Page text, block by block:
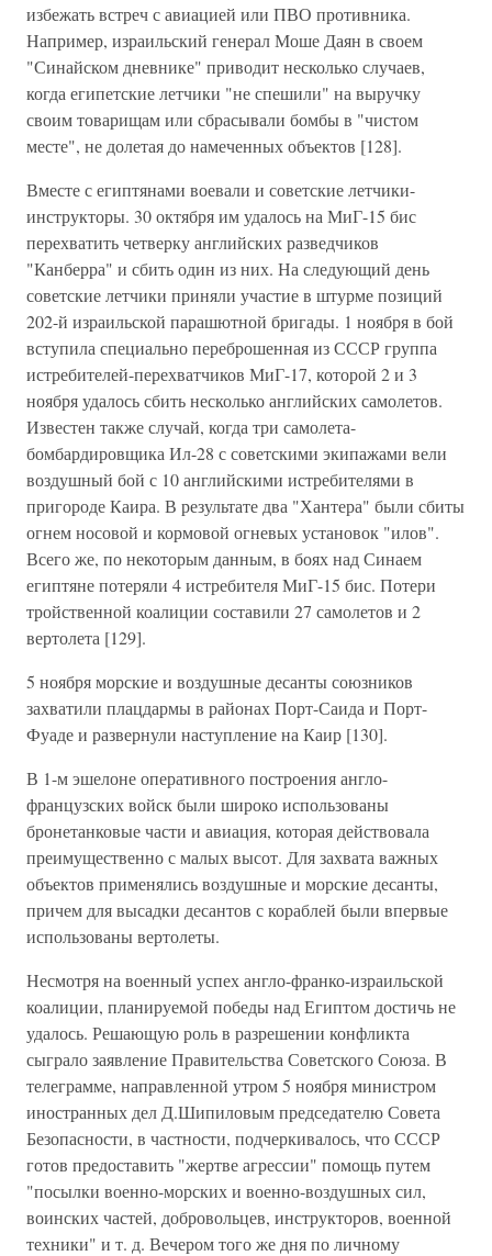
избежать встреч с авиацией или ПВО противника.
Например, израильский генерал Моше Даян в своем
"Синайском дневнике" приводит несколько случаев,
когда египетские летчики "не спешили" на выручку
своим товарищам или сбрасывали бомбы в "чистом
месте", не долетая до намеченных объектов [128].
Вместе с египтянами воевали и советские летчики-
инструкторы. 30 октября им удалось на МиГ-15 бис
перехватить четверку английских разведчиков
"Канберра" и сбить один из них. На следующий день
советские летчики приняли участие в штурме позиций
202-й израильской парашютной бригады. 1 ноября в бой
вступила специально переброшенная из СССР группа
истребителей-перехватчиков МиГ-17, которой 2 и 3
ноября удалось сбить несколько английских самолетов.
Известен также случай, когда три самолета-
бомбардировщика Ил-28 с советскими экипажами вели
воздушный бой с 10 английскими истребителями в
пригороде Каира. В результате два "Хантера" были сбиты
огнем носовой и кормовой огневых установок "илов".
Всего же, по некоторым данным, в боях над Синаем
египтяне потеряли 4 истребителя МиГ-15 бис. Потери
тройственной коалиции составили 27 самолетов и 2
вертолета [129].
5 ноября морские и воздушные десанты союзников
захватили плацдармы в районах Порт-Саида и Порт-
Фуаде и развернули наступление на Каир [130].
В 1-м эшелоне оперативного построения англо-
французских войск были широко использованы
бронетанковые части и авиация, которая действовала
преимущественно с малых высот. Для захвата важных
объектов применялись воздушные и морские десанты,
причем для высадки десантов с кораблей были впервые
использованы вертолеты.
Несмотря на военный успех англо-франко-израильской
коалиции, планируемой победы над Египтом достичь не
удалось. Решающую роль в разрешении конфликта
сыграло заявление Правительства Советского Союза. В
телеграмме, направленной утром 5 ноября министром
иностранных дел Д.Шипиловым председателю Совета
Безопасности, в частности, подчеркивалось, что СССР
готов предоставить "жертве агрессии" помощь путем
"посылки военно-морских и военно-воздушных сил,
воинских частей, добровольцев, инструкторов, военной
техники" и т. д. Вечером того же дня по личному